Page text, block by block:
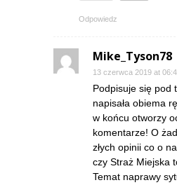
Odpowiedz
Mike_Tyson78
13 czerwca 2019 at
Podpisuje się pod
napisała obiema
w końcu otworzy
komentarze! O
złych opinii co o
czy Straż Miejska
Temat naprawy